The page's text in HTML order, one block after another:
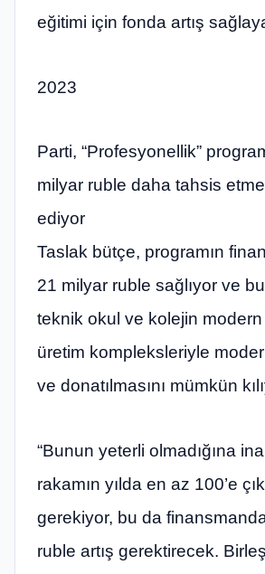
eğitimi için fonda artış
2023
Parti, “Profesyonellik”
milyar ruble daha tahsis
ediyor
Taslak bütçe, programın
21 milyar ruble sağlıyor ve
teknik okul ve kolejin
üretim kompleksleriyle
ve donatılmasını mümkün
“Bunun yeterli olmadığına
rakamın yılda en az 100’e
gerekiyor, bu da
ruble artış gerektirecek.